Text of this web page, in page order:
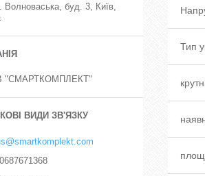
Тип
Волноваська, буд. 3, Київ,
"СМАРТКОМПЛЕКТ"